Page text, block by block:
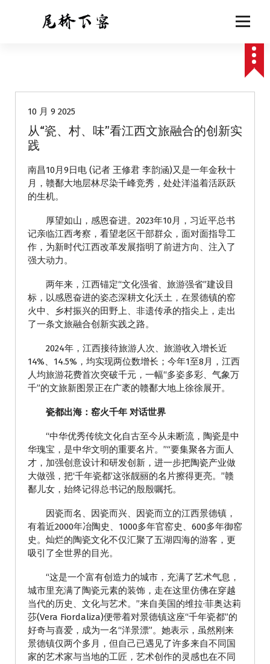
10 月 9 2025
从“瓷、村、味”看江西文旅融合的创新实
践
南昌10月9日电 (记者 王修君 李韵涵)又是一年金秋十
月，赣鄱大地层林尽染千峰竞秀，处处洋溢着活跃跃
的生机。
厚望如山，感恩奋进。2023年10月，习近平总书
记亲临江西考察，看望老区干部群众，面对面指导工
作，为新时代江西改革发展指明了前进方向、注入了
强大动力。
两年来，江西锚定“文化强省、旅游强省”建设目
标，以感恩奋进的姿态深耕文化沃土，在景德镇的窑
火中、乡村振兴的田野上、非遗传承的指尖上，走出
了一条文旅融合创新实践之路。
2024年，江西接待旅游人次、旅游收入增长近
14%、14.5%，均实现两位数增长；今年1至8月，江西
人均旅游花费首次突破千元，一幅“多姿多彩、气象万
千”的文旅新图景正在广袤的赣鄱大地上徐徐展开。
瓷都出海：窑火千年 对话世界
“中华优秀传统文化自古至今从未断流，陶瓷是中
华瑰宝，是中华文明的重要名片。”“要集聚各方面人
才，加强创意设计和研发创新，进一步把陶瓷产业做
大做强，把‘千年瓷都’这张靓丽的名片擦得更亮。”赣
鄱儿女，始终记得总书记的殷殷嘱托。
因瓷而名、因瓷而兴、因瓷而立的江西景德镇，
有着近2000年冶陶史、1000多年官窑史、600多年御窑
史。灿烂的陶瓷文化不仅汇聚了五湖四海的游客，更
吸引了全世界的目光。
“这是一个富有创造力的城市，充满了艺术气息，
城市里充满了陶瓷元素的装饰，走在这里仿佛在穿越
当代的历史、文化与艺术。”来自美国的维拉·菲奥达莉
莎(Vera Fiordaliza)便带着对景德镇这座“千年瓷都”的
好奇与喜爱，成为一名“洋景漂”。她表示，虽然刚来
景德镇仅两个多月，但自己已遇见了许多来自不同国
家的艺术家与当地的工匠，艺术创作的灵感也在不同